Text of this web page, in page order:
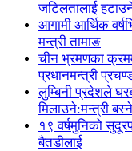
जटिलतालाई
आगामी आर्थिक
मन्त्री तामाङ
चीन भ्रमणका
प्रधानमन्त्री
लुम्बिनी प्रदेशले
मिलाउने:मन्त्री
१९ वर्षमुनिको
बैतडीलाई